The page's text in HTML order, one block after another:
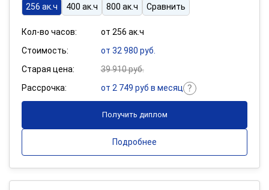
256 ак.ч 400 ак.ч 800 ак.ч Сравнить
Кол-во часов:
от 256 ак.ч
Стоимость:
от 32 980 руб.
Старая цена:
39 910 руб.
Рассрочка:
от 2 749 руб в месяц
Получить диплом
Подробнее